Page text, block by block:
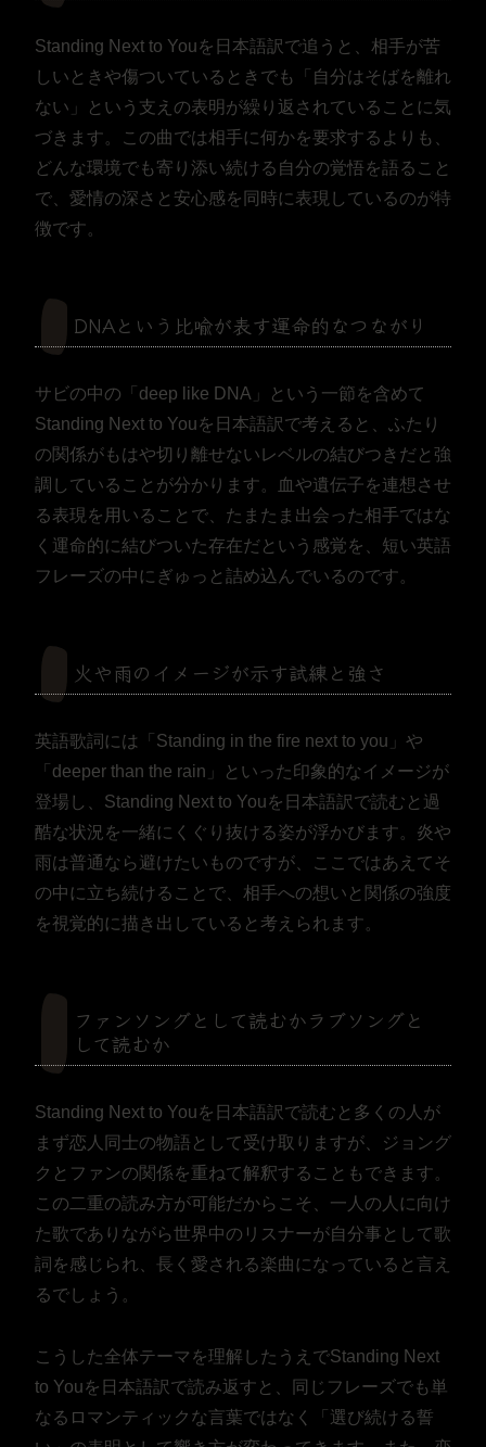
Standing Next to Youを日本語訳で追うと、相手が苦
しいときや傷ついているときでも「自分はそばを離れ
ない」という支えの表明が繰り返されていることに気
づきます。この曲では相手に何かを要求するよりも、
どんな環境でも寄り添い続ける自分の覚悟を語ること
で、愛情の深さと安心感を同時に表現しているのが特
徴です。
DNAという比喩が表す運命的なつながり
サビの中の「deep like DNA」という一節を含めて
Standing Next to Youを日本語訳で考えると、ふたり
の関係がもはや切り離せないレベルの結びつきだと強
調していることが分かります。血や遺伝子を連想させ
る表現を用いることで、たまたま出会った相手ではな
く運命的に結びついた存在だという感覚を、短い英語
フレーズの中にぎゅっと詰め込んでいるのです。
火や雨のイメージが示す試練と強さ
英語歌詞には「Standing in the fire next to you」や
「deeper than the rain」といった印象的なイメージが
登場し、Standing Next to Youを日本語訳で読むと過
酷な状況を一緒にくぐり抜ける姿が浮かびます。炎や
雨は普通なら避けたいものですが、ここではあえてそ
の中に立ち続けることで、相手への想いと関係の強度
を視覚的に描き出していると考えられます。
ファンソングとして読むかラブソングと
して読むか
Standing Next to Youを日本語訳で読むと多くの人が
まず恋人同士の物語として受け取りますが、ジョング
クとファンの関係を重ねて解釈することもできます。
この二重の読み方が可能だからこそ、一人の人に向け
た歌でありながら世界中のリスナーが自分事として歌
詞を感じられ、長く愛される楽曲になっていると言え
るでしょう。
こうした全体テーマを理解したうえでStanding Next
to Youを日本語訳で読み返すと、同じフレーズでも単
なるロマンティックな言葉ではなく「選び続ける誓